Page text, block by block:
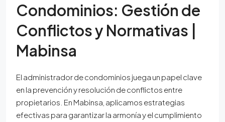
Condominios: Gestión de
Conflictos y Normativas |
Mabinsa
El administrador de condominios juega un papel clave
en la prevención y resolución de conflictos entre
propietarios. En Mabinsa, aplicamos estrategias
efectivas para garantizar la armonía y el cumplimiento